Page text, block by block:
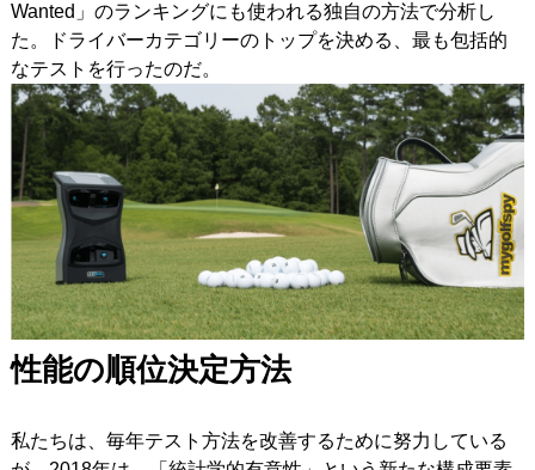
Wanted」のランキングにも使われる独自の方法で分析し
た。ドライバーカテゴリーのトップを決める、最も包括的
なテストを行ったのだ。
性能の順位決定方法
私たちは、毎年テスト方法を改善するために努力している